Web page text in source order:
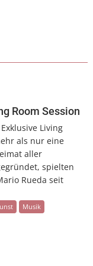
Room Session
Living
als nur eine
aller
spielten
Rueda seit
Musik